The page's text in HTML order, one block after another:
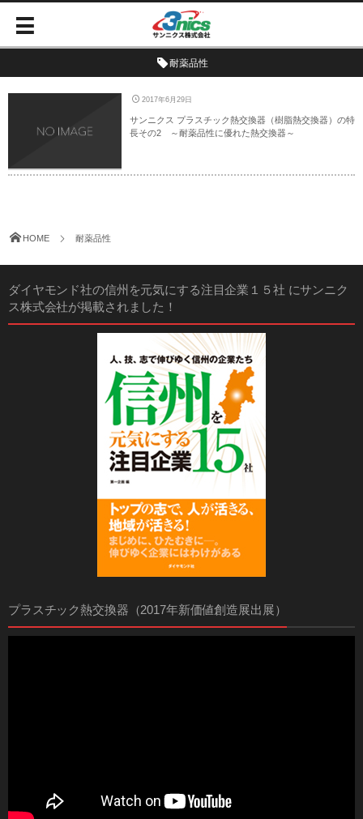
耐薬品性
2017年6月29日
サンニクス プラスチック熱交換器（樹脂熱交換器）の特
長その2 ～耐薬品性に優れた熱交換器～
HOME 耐薬品性
ダイヤモンド社の信州を元気にする注目企業１５社 にサンニク
ス株式会社が掲載されました！
プラスチック熱交換器（2017年新価値創造展出展）